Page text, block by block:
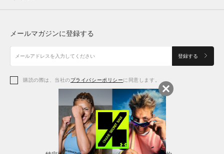
アクセサリー
アクセサリー
シューズ
アクセサリー
レギンス＆タイツ
シューズ
メールマガジンに登録する
登録する
購読の際は、当社のプライバシーポリシーに同意します。